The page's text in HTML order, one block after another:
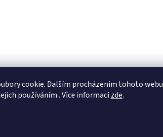
cookie. Dalším procházením tohoto webu
používáním.. Více informacízde.